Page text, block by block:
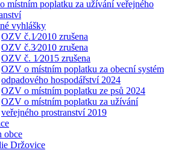
místním poplatku za užívání veřejného
vyhlášky
OZV č.1⁄2010 zrušena
OZV č.3⁄2010 zrušena
OZV č. 1⁄2015 zrušena
OZV o místním poplatku za obecní systém
odpadového hospodářství 2024
OZV o místním poplatku ze psů 2024
OZV o místním poplatku za užívání
veřejného prostranství 2019
obce
Držovice